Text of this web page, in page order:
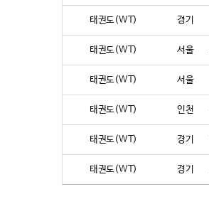
태권도(WT) 경기
태권도(WT) 서울
태권도(WT) 서울
태권도(WT) 인천
태권도(WT) 경기
태권도(WT) 경기